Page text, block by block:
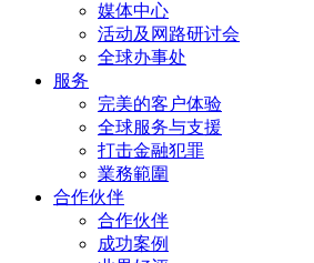
媒体中心
活动及网路研讨会
全球办事处
服务
完美的客户体验
全球服务与支援
打击金融犯罪
業務範圍
合作伙伴
合作伙伴
成功案例